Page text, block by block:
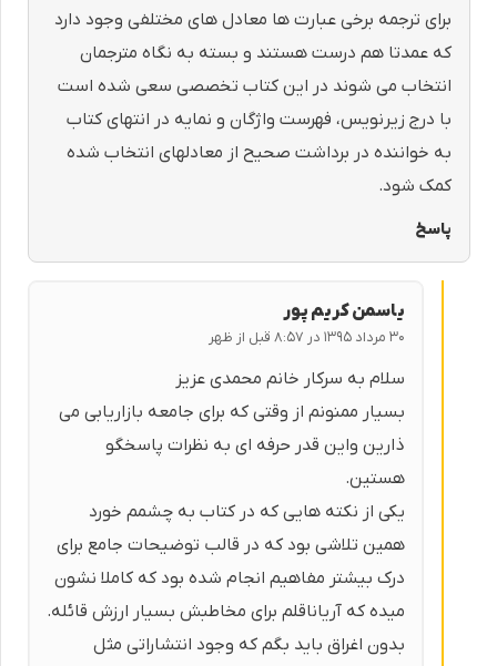
برای ترجمه برخی عبارت ها معادل های مختلفی وجود دارد
که عمدتا هم درست هستند و بسته به نگاه مترجمان
انتخاب می شوند در این کتاب‌ تخصصی سعی شده است
با درج زیرنویس، فهرست واژگان و نمایه در انتهای کتاب
به خواننده در برداشت صحیح از معادلهای انتخاب شده
کمک شود.
پاسخ
یاسمن کریم پور
۳۰ مرداد ۱۳۹۵ در ۸:۵۷ قبل از ظهر
سلام به سرکار خانم محمدی عزیز
بسیار ممنونم از وقتی که برای جامعه بازاریابی می
ذارین واین قدر حرفه ای به نظرات پاسخگو
هستین.
یکی از نکته هایی که در کتاب به چشمم خورد
همین تلاشی بود که در قالب توضیحات جامع برای
درک بیشتر مفاهیم انجام شده بود که کاملا نشون
میده که آریاناقلم برای مخاطبش بسیار ارزش قائله.
بدون اغراق باید بگم که وجود انتشاراتی مثل